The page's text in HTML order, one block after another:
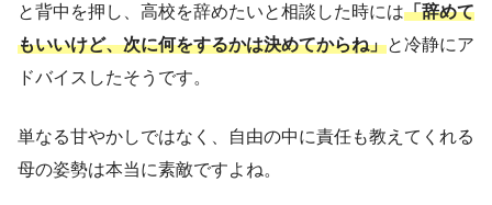
と背中を押し、高校を辞めたいと相談した時には「辞めて
もいいけど、次に何をするかは決めてからね」と冷静にア
ドバイスしたそうです。
単なる甘やかしではなく、自由の中に責任も教えてくれる
母の姿勢は本当に素敵ですよね。